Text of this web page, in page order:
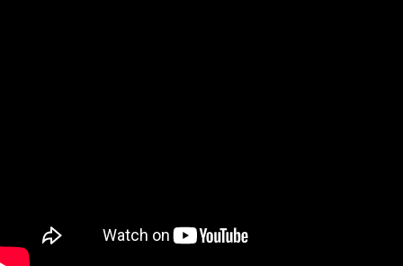
火力電能
捐助章程